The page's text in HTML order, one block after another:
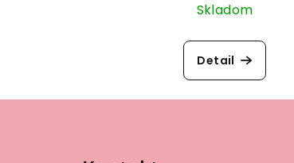
Skladom
Detail